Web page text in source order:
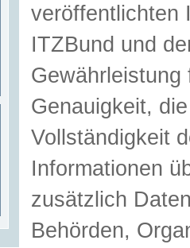
veröffentlichten
ITZBund und
Genauigkeit,
Vollständigkeit
Informationen
zusätzlich
Behörden,